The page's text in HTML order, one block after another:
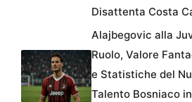
Disattenta Costa
Alajbegovic alla
Ruolo, Valore
e Statistiche del
Talento Bosniaco